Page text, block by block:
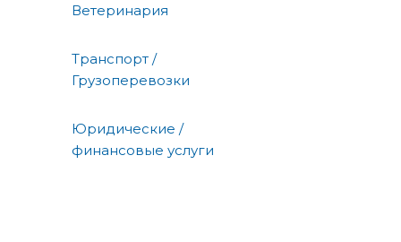
Ветеринария
Транспорт /
Грузоперевозки
Юридические /
финансовые услуги